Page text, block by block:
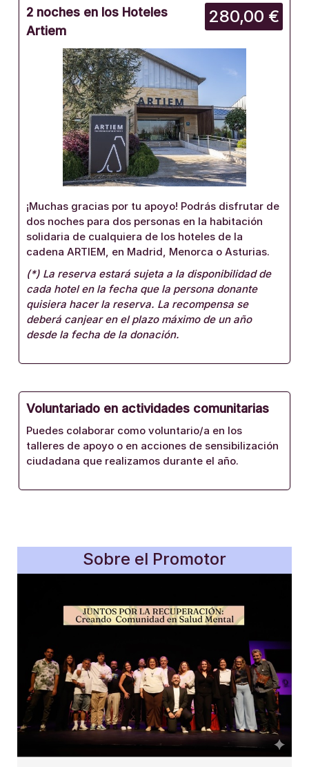
280,00 €
2 noches en los Hoteles
Artiem
¡Muchas gracias por tu apoyo! Podrás disfrutar de
dos noches para dos personas en la habitación
solidaria de cualquiera de los hoteles de la
cadena ARTIEM, en Madrid, Menorca o Asturias.
(*) La reserva estará sujeta a la disponibilidad de
cada hotel en la fecha que la persona donante
quisiera hacer la reserva. La recompensa se
deberá canjear en el plazo máximo de un año
desde la fecha de la donación.
Voluntariado en actividades comunitarias
Puedes colaborar como voluntario/a en los
talleres de apoyo o en acciones de sensibilización
ciudadana que realizamos durante el año.
Sobre el Promotor